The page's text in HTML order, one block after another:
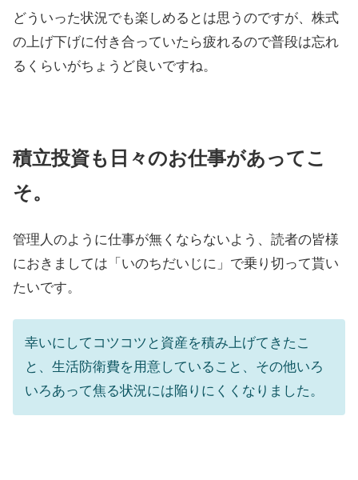
どういった状況でも楽しめるとは思うのですが、株式
の上げ下げに付き合っていたら疲れるので普段は忘れ
るくらいがちょうど良いですね。
積立投資も日々のお仕事があってこ
そ。
管理人のように仕事が無くならないよう、読者の皆様
におきましては「いのちだいじに」で乗り切って貰い
たいです。
幸いにしてコツコツと資産を積み上げてきたこ
と、生活防衛費を用意していること、その他いろ
いろあって焦る状況には陥りにくくなりました。